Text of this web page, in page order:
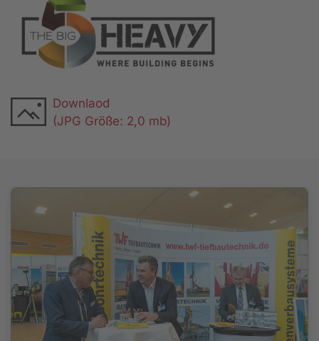
Downlaod
(JPG Größe: 2,0 mb)